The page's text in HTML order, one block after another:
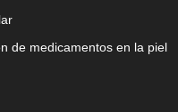
de medicamentos en la piel